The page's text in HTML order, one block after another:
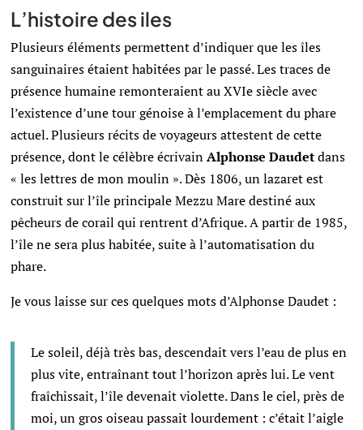
L’histoire des iles
Plusieurs éléments permettent d’indiquer que les îles
sanguinaires étaient habitées par le passé. Les traces de
présence humaine remonteraient au XVIe siècle avec
l’existence d’une tour génoise à l’emplacement du phare
actuel. Plusieurs récits de voyageurs attestent de cette
présence, dont le célèbre écrivainAlphonse Daudetdans
« les lettres de mon moulin ».Dès 1806, un lazaret est
construit sur l’île principale Mezzu Mare destiné aux
pêcheurs de corail qui rentrent d’Afrique. A partir de 1985,
l’île ne sera plus habitée, suite à l’automatisation du
phare.
Je vous laisse sur ces quelques mots d’Alphonse Daudet :
Le soleil, déjà très bas, descendait vers l’eau de plus en
plus vite, entraînant tout l’horizon après lui. Le vent
fraîchissait, l’île devenait violette. Dans le ciel, près de
moi, un gros oiseau passait lourdement : c’était l’aigle